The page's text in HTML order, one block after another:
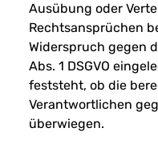
Ausübung oder
Rechtsansprüchen
Widerspruch gegen
Abs. 1 DSGVO
feststeht, ob die
Verantwortlichen
überwiegen.